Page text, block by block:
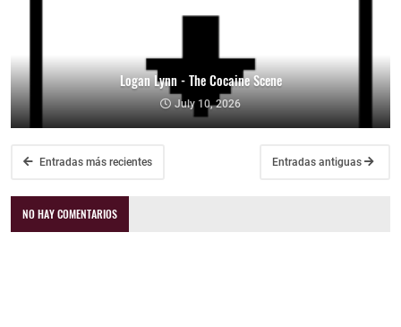
Logan Lynn - The Cocaine Scene
July 10, 2026
Entradas más recientes Entradas antiguas
NO HAY COMENTARIOS